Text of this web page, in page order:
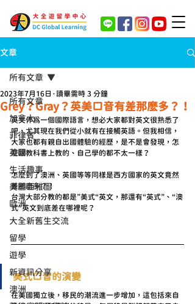
文章
所有文章
加拿大
菲律賓
英國
生活趣事
美國西雅圖
歐洲
大全新舊生交流
留學
遊學
新資訊分享
澳洲
所有文章
Grey？Gray？英美口音有差那麼多？！
2023年7月16日 讀畢需時 3 分鐘
英文作為一個國際語言，想必大家都對英文很熟悉了
吧，尤其現在我們從小就有在接觸英語。但我相信，
大家也都有親自出國體驗的經歷，是不是會發現，怎
麼跟教科書上教的、自己學的都不太一樣？
怎麼到了澳洲、英國等等同樣是西方國家的英文竟然
差那麼多？！
台灣大部分教的都是”美式“英文，那還有“英式”、“澳
式”英文到底差在哪裡呢？
美式口音的演變
在美國獨立後，移民的潮流進一步增加，這包括來自